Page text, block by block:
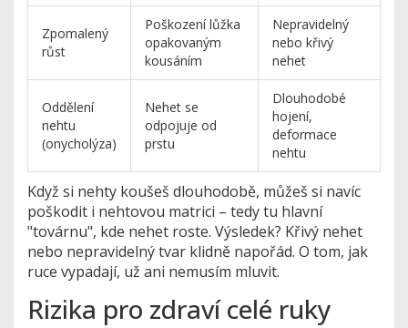
Zpomalený
růst
Poškození lůžka
opakovaným
kousáním
Nepravidelný
nebo křivý
nehet
Oddělení
nehtu
(onycholýza)
Nehet se
odpojuje od
prstu
Dlouhodobé
hojení,
deformace
nehtu
Když si nehty koušeš dlouhodobě, můžeš si navíc
poškodit i nehtovou matrici – tedy tu hlavní
"továrnu", kde nehet roste. Výsledek? Křivý nehet
nebo nepravidelný tvar klidně napořád. O tom, jak
ruce vypadají, už ani nemusím mluvit.
Rizika pro zdraví celé ruky